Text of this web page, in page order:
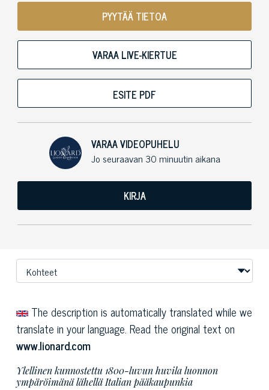
PYYTÄÄ TIETOA
VARAA LIVE-KIERTUE
ESITE PDF
VARAA VIDEOPUHELU
Jo seuraavan 30 minuutin aikana
KIRJA
The description is automatically translated while we
translate in your language. Read the original text on
www.lionard.com
Ylellinen kunnostettu 1800-luvun huvila luonnon
ympäröimänä lähellä Italian pääkaupunkia